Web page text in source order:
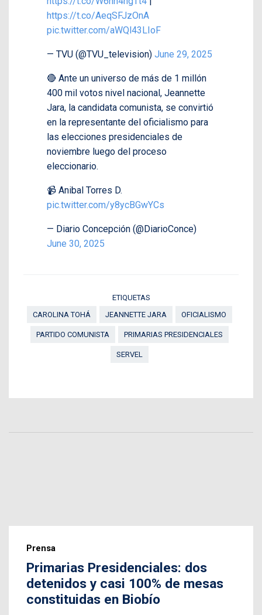
https://t.co/AeqSFJzOnA
pic.twitter.com/aWQl43LIoF
— TVU (@TVU_television) June 29, 2025
🔴 Ante un universo de más de 1 millón
400 mil votos nivel nacional, Jeannette
Jara, la candidata comunista, se convirtió
en la representante del oficialismo para
las elecciones presidenciales de
noviembre luego del proceso
eleccionario.
📹 Anibal Torres D.
pic.twitter.com/y8ycBGwYCs
— Diario Concepción (@DiarioConce)
June 30, 2025
ETIQUETAS
CAROLINA TOHÁ
JEANNETTE JARA OFICIALISMO
PARTIDO COMUNISTA PRIMARIAS PRESIDENCIALES
SERVEL
Prensa
Primarias Presidenciales: dos
detenidos y casi 100% de mesas
constituidas en Biobío